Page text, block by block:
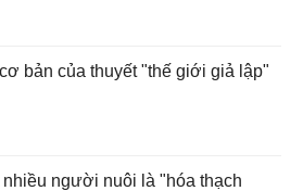
bản của thuyết "thế giới giả lập"
nhiều người nuôi là "hóa thạch